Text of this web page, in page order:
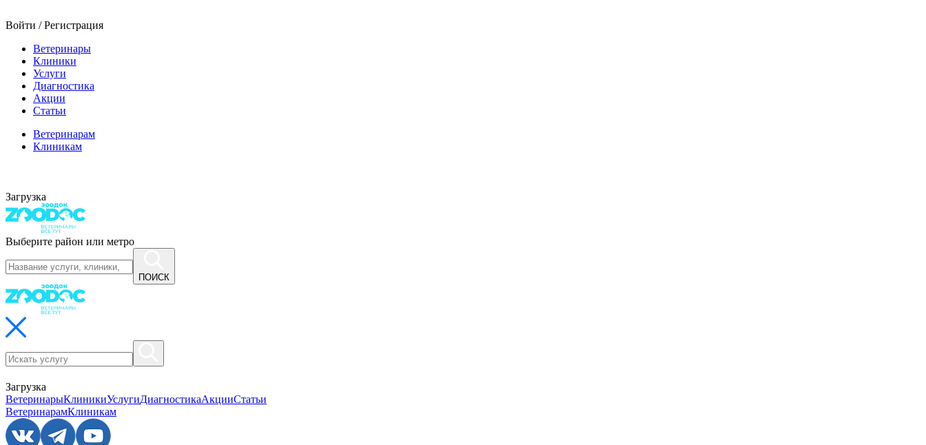
Войти / Регистрация
Ветеринары
Клиники
Услуги
Диагностика
Акции
Статьи
Ветеринарам
Клиникам
Загрузка
Выберите район или метро
ПОИСК
Загрузка
ВетеринарыКлиникиУслугиДиагностикаАкцииСтатьи
ВетеринарамКлиникам